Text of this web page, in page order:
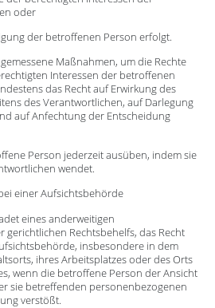
oder
der betroffenen Person erfolgt.
Maßnahmen, um die Rechte
Interessen der betroffenen
das Recht auf Erwirkung des
des Verantwortlichen, auf Darlegung
auf Anfechtung der Entscheidung
Person jederzeit ausüben, indem sie
wendet.
einer Aufsichtsbehörde
eines anderweitigen
Rechtsbehelfs, das Recht
insbesondere in dem
ihres Arbeitsplatzes oder des Orts
wenn die betroffene Person der Ansicht
sie betreffenden personenbezogenen
verstößt.